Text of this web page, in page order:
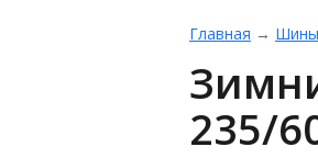
Главная → Шины
235/